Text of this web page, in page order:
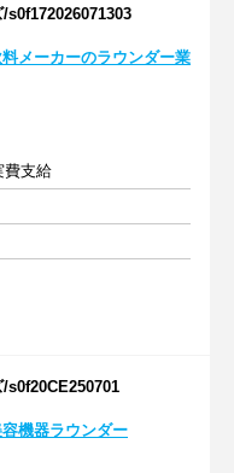
s0f172026071303
料メーカーのラウンダー業
費支給
s0f20CE250701
容機器ラウンダー